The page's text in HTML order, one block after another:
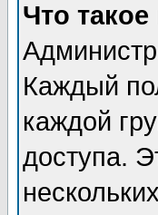
Что
Каждый
каждой
доступа.